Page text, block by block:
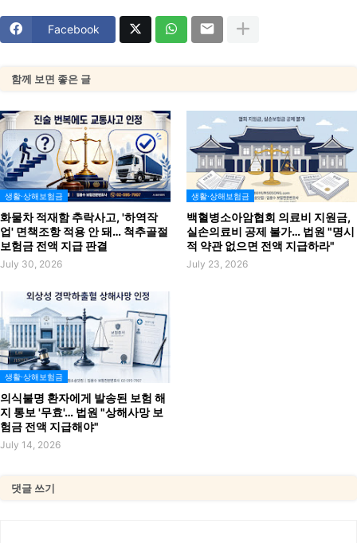
Facebook
함께 보면 좋은 글
생활·상해보험금
화물차 적재함 추락사고, '하역작
업' 면책조항 적용 안 돼… 척추골절
보험금 전액 지급 판결
July 30, 2026
생활·상해보험금
백혈병소아암협회 의료비 지원금,
실손의료비 공제 불가… 법원 "명시
적 약관 없으면 전액 지급하라"
July 23, 2026
생활·상해보험금
의식불명 환자에게 발송된 보험 해
지 통보 '무효'… 법원 "상해사망 보
험금 전액 지급해야"
July 14, 2026
댓글 쓰기